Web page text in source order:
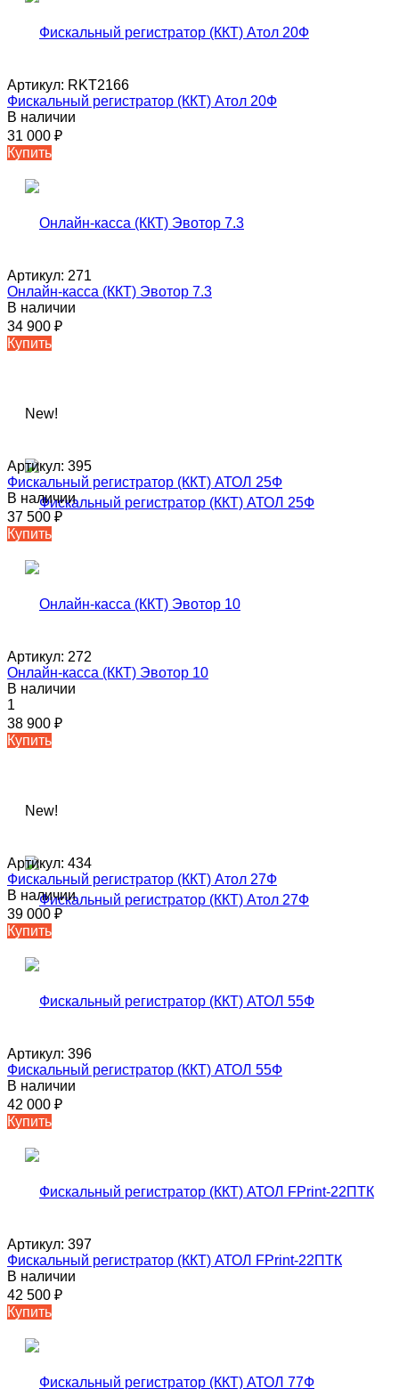
Артикул: RKT2166
Фискальный регистратор (ККТ) Атол 20Ф
В наличии
31 000 ₽
Купить
Артикул: 271
Онлайн-касса (ККТ) Эвотор 7.3
В наличии
34 900 ₽
Купить
New!
Артикул: 395
Фискальный регистратор (ККТ) АТОЛ 25Ф
В наличии
37 500 ₽
Купить
Артикул: 272
Онлайн-касса (ККТ) Эвотор 10
В наличии
1
38 900 ₽
Купить
New!
Артикул: 434
Фискальный регистратор (ККТ) Атол 27Ф
В наличии
39 000 ₽
Купить
Артикул: 396
Фискальный регистратор (ККТ) АТОЛ 55Ф
В наличии
42 000 ₽
Купить
Артикул: 397
Фискальный регистратор (ККТ) АТОЛ FPrint-22ПТК
В наличии
42 500 ₽
Купить